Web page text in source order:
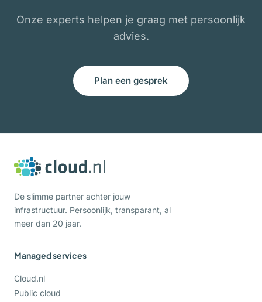
Onze experts helpen je graag met persoonlijk
advies.
Plan een gesprek
De slimme partner achter jouw
infrastructuur. Persoonlijk, transparant, al
meer dan 20 jaar.
Managed services
Cloud.nl
Public cloud